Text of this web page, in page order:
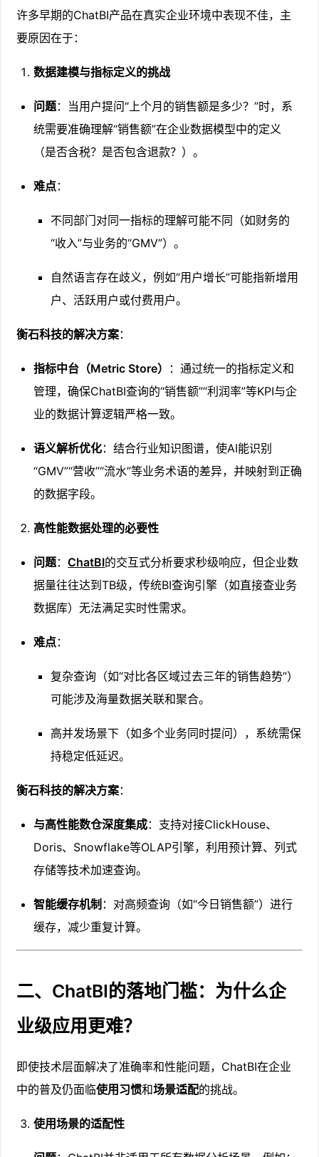
许多早期的ChatBI产品在真实企业环境中表现不佳，主
要原因在于：
数据建模与指标定义的挑战
问题：当用户提问“上个月的销售额是多少？”时，系
统需要准确理解“销售额”在企业数据模型中的定义
（是否含税？是否包含退款？）。
难点：
不同部门对同一指标的理解可能不同（如财务的
“收入”与业务的“GMV”）。
自然语言存在歧义，例如“用户增长”可能指新增用
户、活跃用户或付费用户。
衡石科技的解决方案：
指标中台（Metric Store）
：通过统一的指标定义和
管理，确保ChatBI查询的“销售额”“利润率”等KPI与企
业的数据计算逻辑严格一致。
语义解析优化：结合行业知识图谱，使AI能识别
“GMV”“营收”“流水”等业务术语的差异，并映射到正确
的数据字段。
高性能数据处理的必要性
问题：ChatBI的交互式分析要求秒级响应，但企业数
据量往往达到TB级，传统BI查询引擎（如直接查业务
数据库）无法满足实时性需求。
难点：
复杂查询（如“对比各区域过去三年的销售趋势”）
可能涉及海量数据关联和聚合。
高并发场景下（如多个业务同时提问），系统需保
持稳定低延迟。
衡石科技的解决方案：
与高性能数仓深度集成：支持对接ClickHouse、
Doris、Snowflake等OLAP引擎，利用预计算、列式
存储等技术加速查询。
智能缓存机制 ：对高频查询（如“今日销售额”）进行
缓存，减少重复计算。
二、ChatBI的落地门槛：为什么企
业级应用更难？
即使技术层面解决了准确率和性能问题，ChatBI在企业
中的普及仍面临使用习惯和场景适配的挑战。
使用场景的适配性